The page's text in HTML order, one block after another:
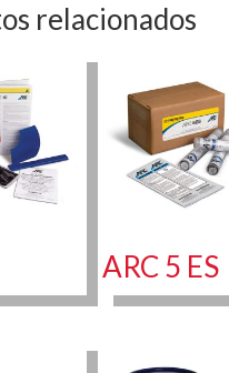
relacionados
ARC 5 ES